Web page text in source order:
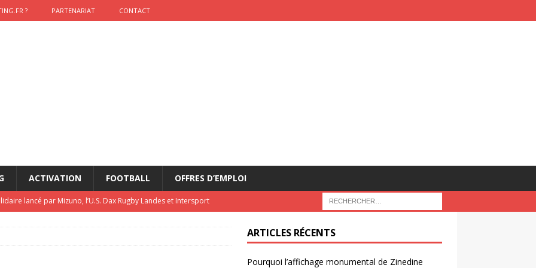
? PARTENARIAT CONTACT
ACTIVATION FOOTBALL OFFRES D’EMPLOI
lancé par Mizuno, l’U.S. Dax Rugby Landes et Intersport
: vendre une sensation plutôt qu’un chrono
ARTICLES RÉCENTS
Pourquoi l’affichage monumental de Zinedine